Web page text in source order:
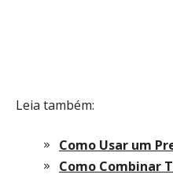
Leia também:
Como Usar um
Como Combinar